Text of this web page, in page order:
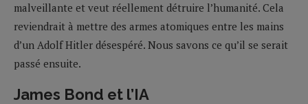
malveillante et veut réellement détruire l’humanité. Cela
reviendrait à mettre des armes atomiques entre les mains
d’un Adolf Hitler désespéré. Nous savons ce qu’il se serait
passé ensuite.
James Bond et l’IA